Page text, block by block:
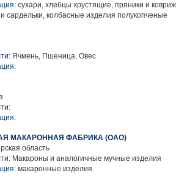
сухари, хлебцы хрустящие, пряники и
сардельки, колбасные изделия полукопченые
Ячмень, Пшеница, Овес
МАКАРОННАЯ ФАБРИКА (ОАО)
область
Макароны и аналогичные мучные изделия
макаронные изделия